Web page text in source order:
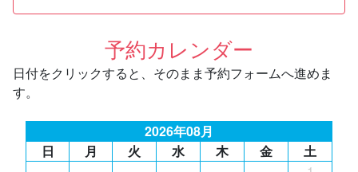
予約カレンダー
日付をクリックすると、そのまま予約フォームへ進めま
す。
2026年08月
日
月 火 水 木 金
土